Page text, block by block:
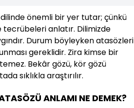
önemli bir yer tutar; çünkü
tecrübeleri anlatır. Dilimizde
Durum böyleyken atasözleri
gereklidir. Zira kimse bir
Bekâr gözü, kör gözü
sıklıkla araştırılır.
ANLAMI NE DEMEK?